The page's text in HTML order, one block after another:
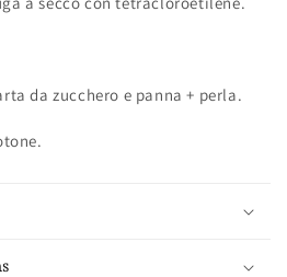
da zucchero e panna + perla.